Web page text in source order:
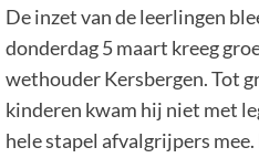
De inzet van de leerlingen
donderdag 5 maart kreeg
wethouder Kersbergen. Tot
kinderen kwam hij niet met
hele stapel afvalgrijpers